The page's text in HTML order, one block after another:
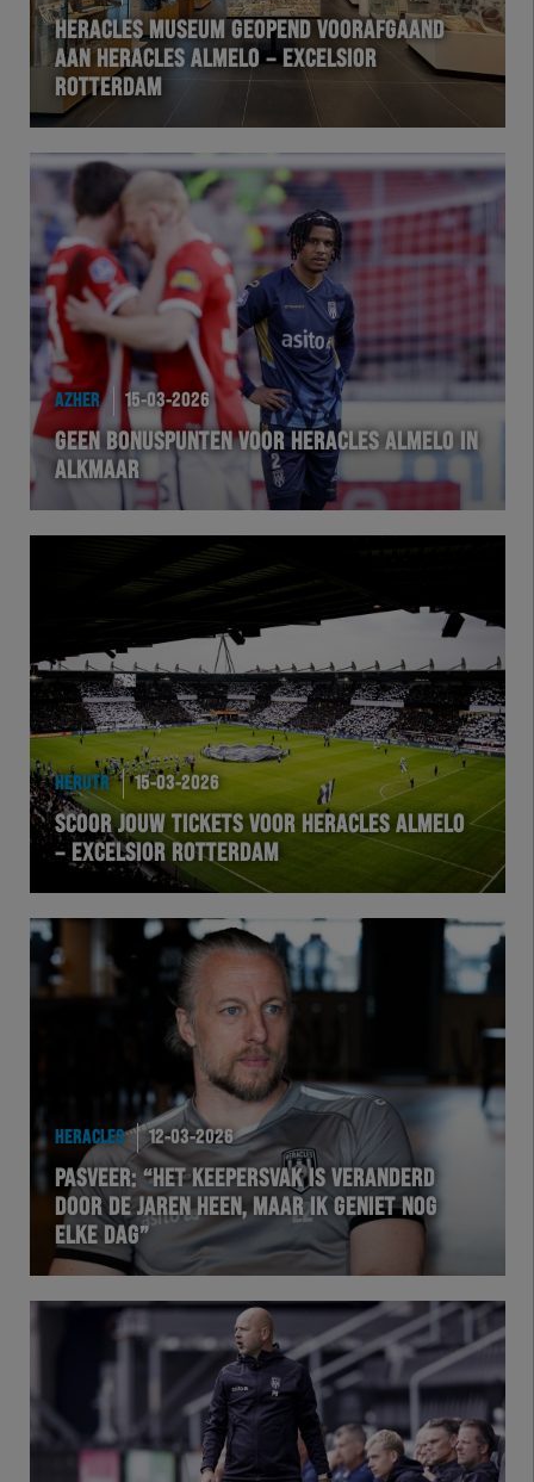
HERACLES MUSEUM GEOPEND VOORAFGAAND
AAN HERACLES ALMELO – EXCELSIOR
ROTTERDAM
AZHER 15-03-2026
GEEN BONUSPUNTEN VOOR HERACLES ALMELO IN
ALKMAAR
HERUTR 15-03-2026
SCOOR JOUW TICKETS VOOR HERACLES ALMELO
– EXCELSIOR ROTTERDAM
HERACLES 12-03-2026
PASVEER: “HET KEEPERSVAK IS VERANDERD
DOOR DE JAREN HEEN, MAAR IK GENIET NOG
ELKE DAG”